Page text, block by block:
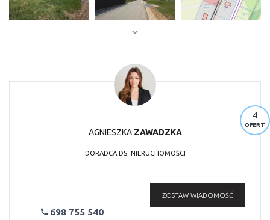
4
OFERT
AGNIESZKA ZAWADZKA
DORADCA DS. NIERUCHOMOŚCI
698 755 540
ZOSTAW WIADOMOŚĆ